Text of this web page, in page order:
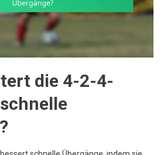
die 4-2-4-